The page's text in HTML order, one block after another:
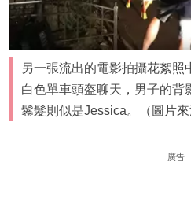
另一張流出的電影拍攝花絮照
白色單車頭盔聊天，男子的背
鬈髮則似是Jessica。（圖片來
廣告